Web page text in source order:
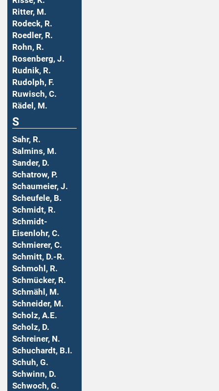
Ritter, M.
Rodeck, R.
Roedler, R.
Rohn, R.
Rosenberg, J.
Rudnik, R.
Rudolph, F.
Ruwisch, C.
Rädel, M.
S
Sahr, R.
Salmins, M.
Sander, D.
Schatrow, P.
Schaumeier, J.
Scheufele, B.
Schmidt, R.
Schmidt-
Eisenlohr, C.
Schmierer, C.
Schmitt, D.-R.
Schmohl, R.
Schmücker, R.
Schmähl, M.
Schneider, M.
Scholz, A.E.
Scholz, D.
Schreiner, N.
Schuchardt, B.I.
Schuh, G.
Schwinn, D.
Schwoch, G.